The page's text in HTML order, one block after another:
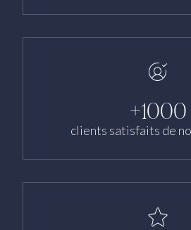
+1000
clients satisfaits de